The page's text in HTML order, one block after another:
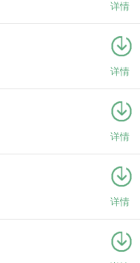
详情
详情
详情
详情